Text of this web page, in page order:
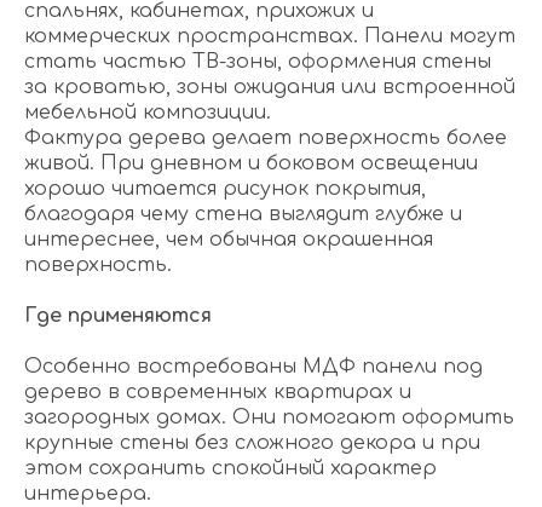
спальнях, кабинетах, прихожих и
коммерческих пространствах. Панели могут
стать частью ТВ-зоны, оформления стены
за кроватью, зоны ожидания или встроенной
мебельной композиции.
Фактура дерева делает поверхность более
живой. При дневном и боковом освещении
хорошо читается рисунок покрытия,
благодаря чему стена выглядит глубже и
интереснее, чем обычная окрашенная
поверхность.
Где применяются
Особенно востребованы МДФ панели под
дерево в современных квартирах и
загородных домах. Они помогают оформить
крупные стены без сложного декора и при
этом сохранить спокойный характер
интерьера.